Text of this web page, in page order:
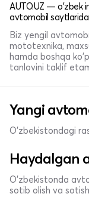
AUTO.UZ — o'zbek
avtomobil
Biz yengil
mototexnika,
hamda boshqa
tanlovini taklif
Yangi
O'zbekistondagi
Haydalgan
O'zbekistonda
sotib olish va sotish